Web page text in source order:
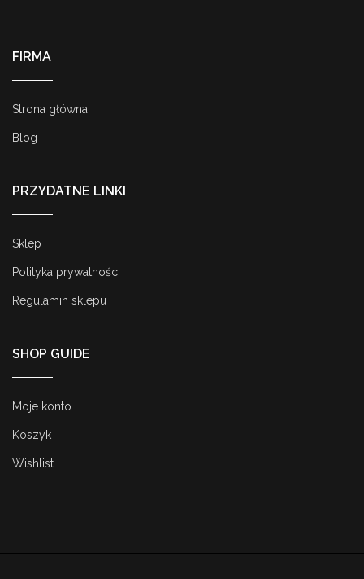
FIRMA
Strona główna
Blog
PRZYDATNE LINKI
Sklep
Polityka prywatności
Regulamin sklepu
SHOP GUIDE
Moje konto
Koszyk
Wishlist